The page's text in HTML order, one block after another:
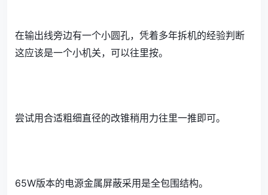
在输出线旁边有一个小圆孔，凭着多年拆机的经验判断
这应该是一个小机关，可以往里按。
尝试用合适粗细直径的改锥稍用力往里一推即可。
65W版本的电源金属屏蔽采用是全包围结构。